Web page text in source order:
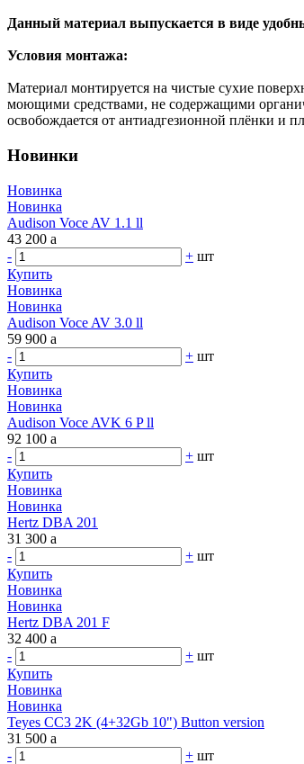
Данный материал выпускается в виде
Условия монтажа:
Материал монтируется на чистые сухие
моющими средствами, не содержащими
освобождается от антиадгезионной плёнки и
Новинки
Новинка
Новинка
Audison Voce AV 1.1 ll
43 200 a
-
+ шт
Купить
Новинка
Новинка
Audison Voce AV 3.0 ll
59 900 a
-
+ шт
Купить
Новинка
Новинка
Audison Voce AVK 6 P ll
92 100 a
-
+ шт
Купить
Новинка
Новинка
Hertz DBA 201
31 300 a
-
+ шт
Купить
Новинка
Новинка
Hertz DBA 201 F
32 400 a
-
+ шт
Купить
Новинка
Новинка
Teyes CC3 2K (4+32Gb 10") Button version
31 500 a
-
+ шт